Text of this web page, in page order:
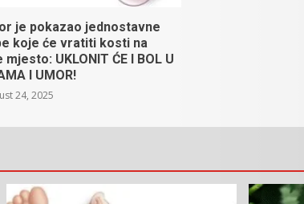
je pokazao jednostavne
koje će vratiti kosti na
mjesto: UKLONIT ĆE I BOL U
I UMOR!
24, 2025